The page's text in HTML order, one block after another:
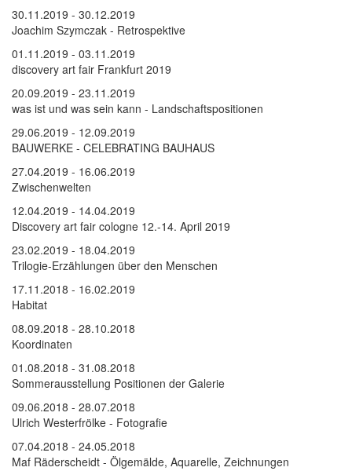
30.11.2019 - 30.12.2019
Joachim Szymczak - Retrospektive
01.11.2019 - 03.11.2019
discovery art fair Frankfurt 2019
20.09.2019 - 23.11.2019
was ist und was sein kann - Landschaftspositionen
29.06.2019 - 12.09.2019
BAUWERKE - CELEBRATING BAUHAUS
27.04.2019 - 16.06.2019
Zwischenwelten
12.04.2019 - 14.04.2019
Discovery art fair cologne 12.-14. April 2019
23.02.2019 - 18.04.2019
Trilogie-Erzählungen über den Menschen
17.11.2018 - 16.02.2019
Habitat
08.09.2018 - 28.10.2018
Koordinaten
01.08.2018 - 31.08.2018
Sommerausstellung Positionen der Galerie
09.06.2018 - 28.07.2018
Ulrich Westerfrölke - Fotografie
07.04.2018 - 24.05.2018
Maf Räderscheidt - Ölgemälde, Aquarelle, Zeichnungen